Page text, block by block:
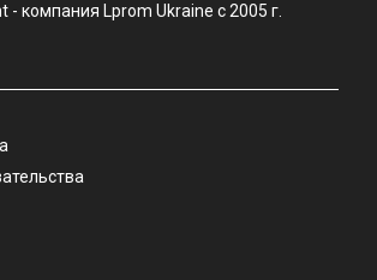
- компания Lprom Ukraine с 2005 г.